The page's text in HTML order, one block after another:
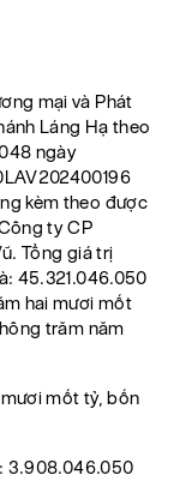
mại và Phát
Láng Hạ theo
ngày
kèm theo được
ty CP
Tổng giá trị
45.321.046.050
hai mươi mốt
trăm năm
mốt tỷ, bốn
3.908.046.050